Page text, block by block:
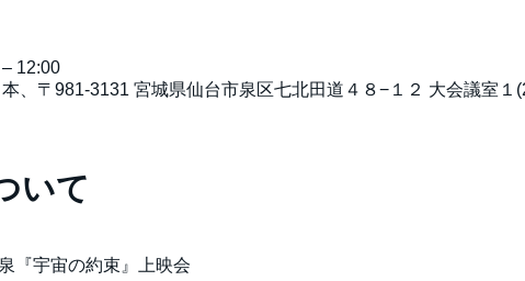
12:00
、〒981-3131 宮城県仙台市泉区七北田道４８−１２ 大会議室１
いて
『宇宙の約束』上映会